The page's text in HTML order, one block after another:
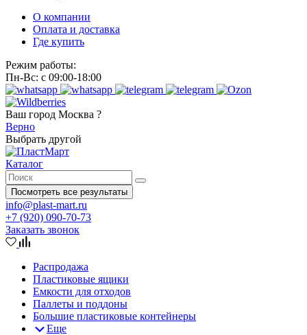
О компании
Оплата и доставка
Где купить
Режим работы:
Пн-Вс: с 09:00-18:00
Ваш город Москва ?
Верно
Выбрать другой
Каталог
Посмотреть все результаты
info@plast-mart.ru
+7 (920) 090-70-73
Заказать звонок
Распродажа
Пластиковые ящики
Емкости для отходов
Паллеты и поддоны
Большие пластиковые контейнеры
Еще